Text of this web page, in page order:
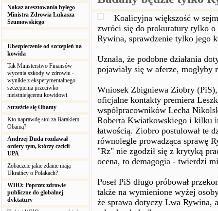
Nakaz aresztowania byłego
Ministra Zdrowia Łukasza
Szumowskiego
Ubezpieczenie od szczepień na
kowida
Tak Ministerstwo Finansów
wycenia szkody w zdrowiu -
wynikłe z eksperymentalnego
szczepienia przeciwko
nieistniejącemu kowidowi.
Strzeżcie się Obamy
Kto naprawdę stoi za Barakiem
Obamą?
Andrzej Duda rozdawał
ordery tym, którzy czcicli
UPA
Zobaczcie jakie zdanie mają
Ukraińcy o Polakach?
WHO: Poprzez zdrowie
publiczne do globalnej
dyktatury
Koalicyjna większość w
zwróci się do prokuratury tylko o
Rywina, sprawdzenie tylko jego
Uznała, że podobne działania
pojawiały się w aferze, mogłyby
Wniosek Zbigniewa Ziobry
oficjalne kontakty premiera
współpracowników Lecha
Roberta Kwiatkowskiego i kilku
łatwością. Ziobro postulował te
równolegle prowadząca sprawę
"Rz" nie zgodził się z krytyką
ocena, to demagogia - twierdzi
Poseł PiS długo próbował
także na wymienione wyżej
że sprawa dotyczy Lwa Rywina,